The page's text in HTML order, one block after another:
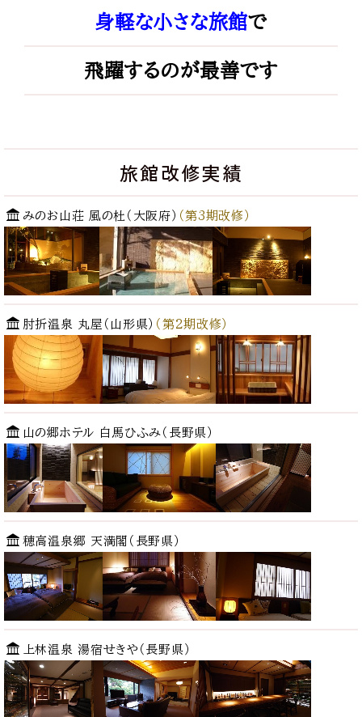
身軽な小さな旅館で
飛躍するのが最善です
旅館改修実績
みのお山荘 風の杜（大阪府） （第3期改修）
肘折温泉 丸屋（山形県） （第2期改修）
山の郷ホテル 白馬ひふみ （長野県）
穂高温泉郷 天満閣（長野県）
上林温泉 湯宿せきや（長野県）